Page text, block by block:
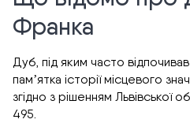
Франка
Дуб, під яким часто
памʼятка історії місцевого
згідно з рішенням Львівської
495.